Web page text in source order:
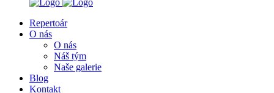
Repertoár
O nás
O nás
Náš tým
Naše galerie
Blog
Kontakt